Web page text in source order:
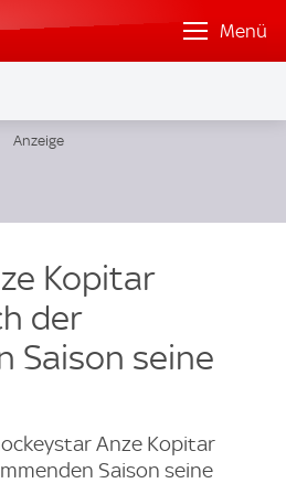
Menü
Kopitar
der
Saison seine
Anze Kopitar
Saison seine